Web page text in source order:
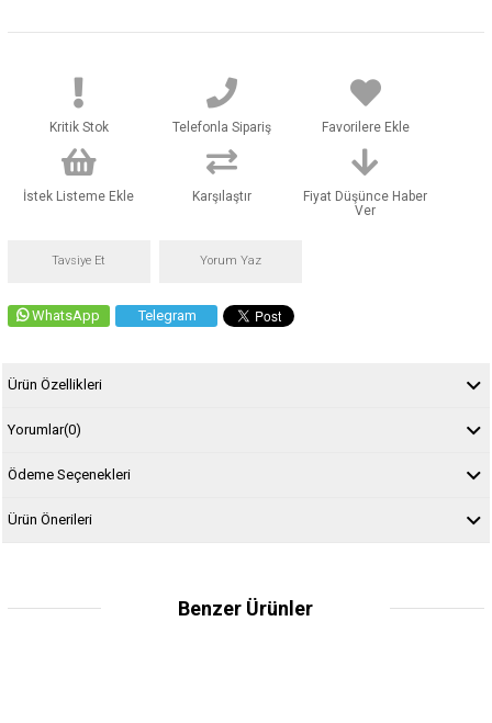
Kritik Stok Telefonla Sipariş Favorilere Ekle
İstek Listeme Ekle Karşılaştır
Fiyat Düşünce Haber
Ver
Tavsiye Et Yorum Yaz
WhatsApp Telegram
Ürün Özellikleri
Yorumlar(0)
Ödeme Seçenekleri
Ürün Önerileri
Benzer Ürünler